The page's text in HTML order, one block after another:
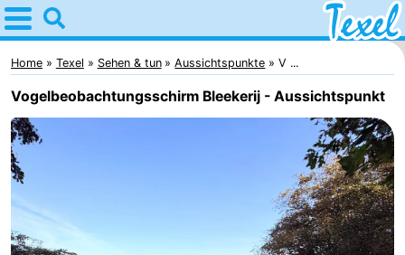
Home
Texel
Tipps
Für
kindern
Dorfer
Home Texel Sehen & tun Aussichtspunkte V ...
Vogelbeobachtungsschirm Bleekerij - Aussichtspunkt